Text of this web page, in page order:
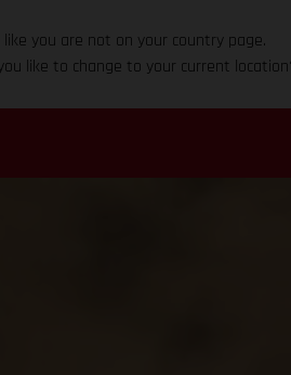
like you are not on your country page.
like to change to your current